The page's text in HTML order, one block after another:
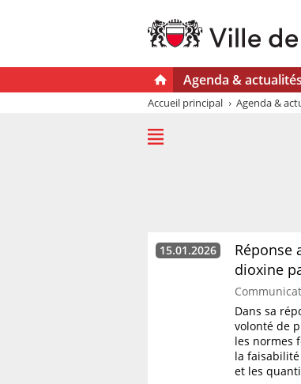
Agenda & actualités
Accueil principal Agenda &
15.01.2026
Réponse
dioxine
Dans sa
volonté de
les normes
la
et les